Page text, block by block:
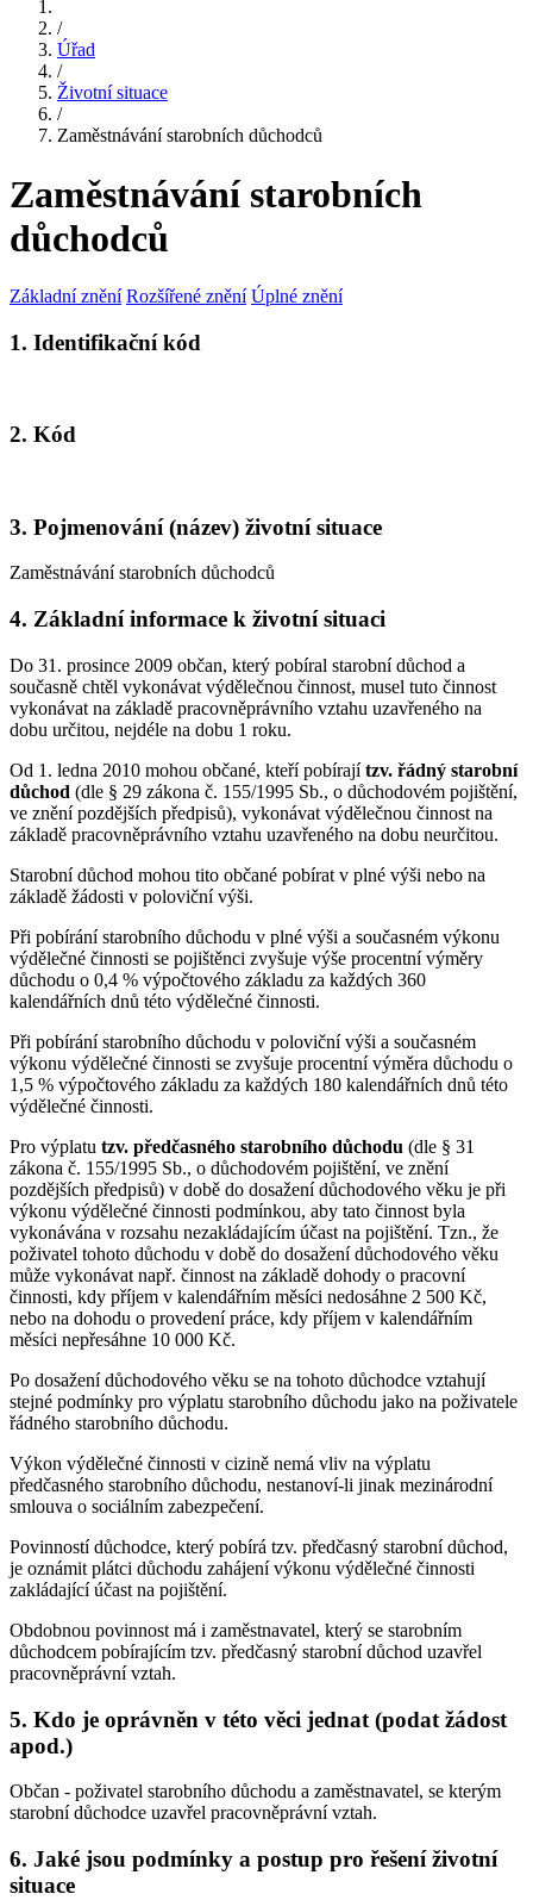
/
Úřad
/
Životní situace
/
Zaměstnávání starobních důchodců
Zaměstnávání starobních
důchodců
Základní znění Rozšířené znění Úplné znění
1. Identifikační kód
2. Kód
3. Pojmenování (název) životní situace
Zaměstnávání starobních důchodců
4. Základní informace k životní situaci
Do 31. prosince 2009 občan, který pobíral starobní důchod a
současně chtěl vykonávat výdělečnou činnost, musel tuto činnost
vykonávat na základě pracovněprávního vztahu uzavřeného na
dobu určitou, nejdéle na dobu 1 roku.
Od 1. ledna 2010 mohou občané, kteří pobírajítzv. řádný starobní
důchod (dle § 29 zákona č. 155/1995 Sb., o důchodovém pojištění,
ve znění pozdějších předpisů), vykonávat výdělečnou činnost na
základě pracovněprávního vztahu uzavřeného na dobu neurčitou.
Starobní důchod mohou tito občané pobírat v plné výši nebo na
základě žádosti v poloviční výši.
Při pobírání starobního důchodu v plné výši a současném výkonu
výdělečné činnosti se pojištěnci zvyšuje výše procentní výměry
důchodu o 0,4 % výpočtového základu za každých 360
kalendářních dnů této výdělečné činnosti.
Při pobírání starobního důchodu v poloviční výši a současném
výkonu výdělečné činnosti se zvyšuje procentní výměra důchodu o
1,5 % výpočtového základu za každých 180 kalendářních dnů této
výdělečné činnosti.
Pro výplatu tzv. předčasného starobního důchodu (dle § 31
zákona č. 155/1995 Sb., o důchodovém pojištění, ve znění
pozdějších předpisů) v době do dosažení důchodového věku je při
výkonu výdělečné činnosti podmínkou, aby tato činnost byla
vykonávána v rozsahu nezakládajícím účast na pojištění. Tzn., že
poživatel tohoto důchodu v době do dosažení důchodového věku
může vykonávat např. činnost na základě dohody o pracovní
činnosti, kdy příjem v kalendářním měsíci nedosáhne 2 500 Kč,
nebo na dohodu o provedení práce, kdy příjem v kalendářním
měsíci nepřesáhne 10 000 Kč.
Po dosažení důchodového věku se na tohoto důchodce vztahují
stejné podmínky pro výplatu starobního důchodu jako na poživatele
řádného starobního důchodu.
Výkon výdělečné činnosti v cizině nemá vliv na výplatu
předčasného starobního důchodu, nestanoví-li jinak mezinárodní
smlouva o sociálním zabezpečení.
Povinností důchodce, který pobírá tzv. předčasný starobní důchod,
je oznámit plátci důchodu zahájení výkonu výdělečné činnosti
zakládající účast na pojištění.
Obdobnou povinnost má i zaměstnavatel, který se starobním
důchodcem pobírajícím tzv. předčasný starobní důchod uzavřel
pracovněprávní vztah.
5. Kdo je oprávněn v této věci jednat (podat žádost
apod.)
Občan - poživatel starobního důchodu a zaměstnavatel, se kterým
starobní důchodce uzavřel pracovněprávní vztah.
6. Jaké jsou podmínky a postup pro řešení životní
situace